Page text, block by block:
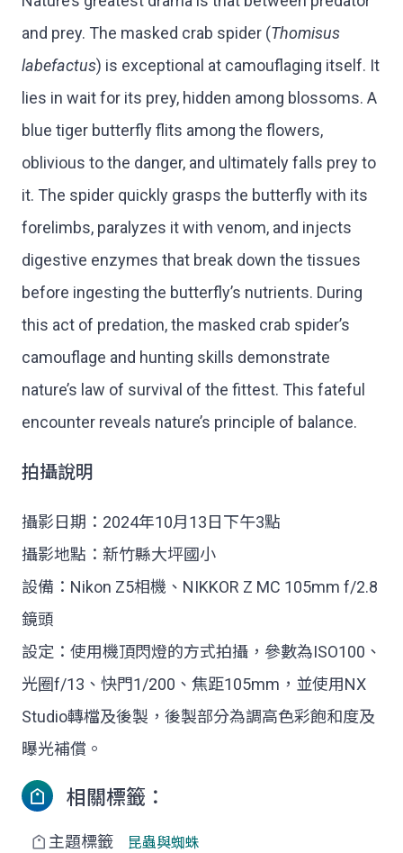
and prey. The masked crab spider (Thomisus
labefactus) is exceptional at camouflaging itself. It
lies in wait for its prey, hidden among blossoms. A
blue tiger butterfly flits among the flowers,
oblivious to the danger, and ultimately falls prey to
it. The spider quickly grasps the butterfly with its
forelimbs, paralyzes it with venom, and injects
digestive enzymes that break down the tissues
before ingesting the butterfly’s nutrients. During
this act of predation, the masked crab spider’s
camouflage and hunting skills demonstrate
nature’s law of survival of the fittest. This fateful
encounter reveals nature’s principle of balance.
拍攝說明
攝影日期：2024年10月13日下午3點
攝影地點：新竹縣大坪國小
設備：Nikon Z5相機、NIKKOR Z MC 105mm f/2.8
鏡頭
設定：使用機頂閃燈的方式拍攝，參數為ISO100、
光圈f/13、快門1/200、焦距105mm，並使用NX
Studio轉檔及後製，後製部分為調高色彩飽和度及
曝光補償。
相關標籤：
主題標籤 昆蟲與蜘蛛